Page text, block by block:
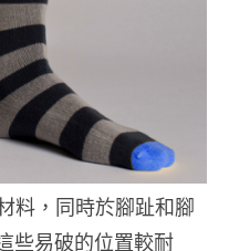
料，同時於腳趾和腳
些易破的位置較耐